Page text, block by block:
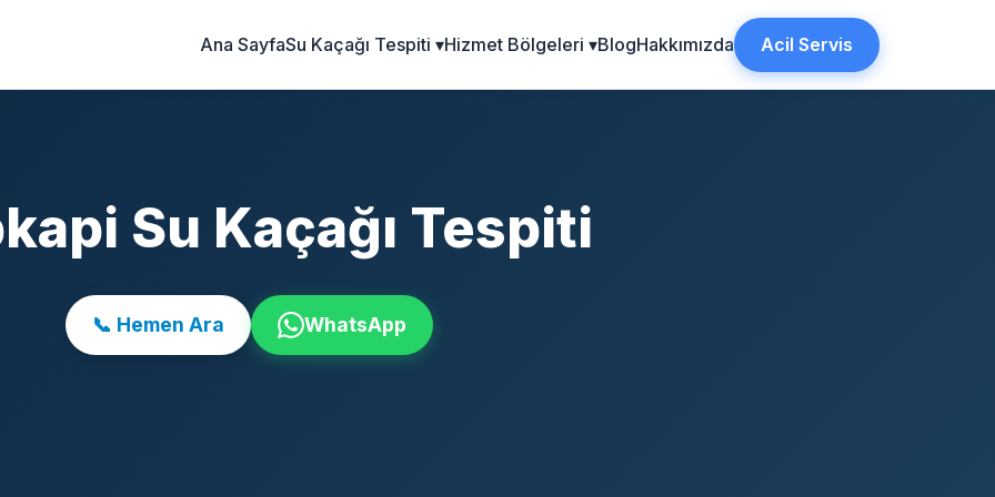
Ana SayfaSu Kaçağı Tespiti ▾Hizmet Bölgeleri ▾BlogHakkımızda Acil Servis
Su Kaçağı Tespiti
📞 Hemen Ara WhatsApp